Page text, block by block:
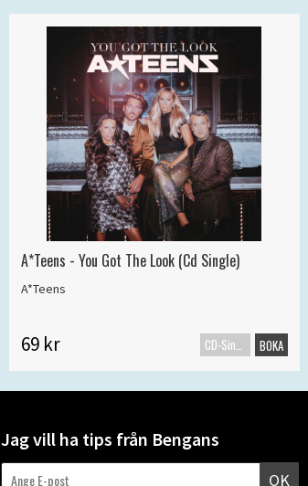
A*Teens - You Got The Look (Cd Single)
A*Teens
69 kr CD-Singel BOKA
Jag vill ha tips från Bengans
OK